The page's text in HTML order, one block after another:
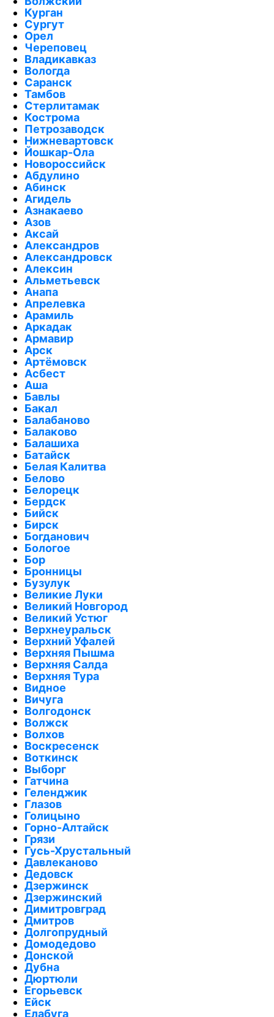
Курган
Сургут
Орел
Череповец
Владикавказ
Вологда
Саранск
Тамбов
Стерлитамак
Кострома
Петрозаводск
Нижневартовск
Йошкар-Ола
Новороссийск
Абдулино
Абинск
Агидель
Азнакаево
Азов
Аксай
Александров
Александровск
Алексин
Альметьевск
Анапа
Апрелевка
Арамиль
Аркадак
Армавир
Арск
Артёмовск
Асбест
Аша
Бавлы
Бакал
Балабаново
Балаково
Балашиха
Батайск
Белая Калитва
Белово
Белорецк
Бердск
Бийск
Бирск
Богданович
Бологое
Бор
Бронницы
Бузулук
Великие Луки
Великий Новгород
Великий Устюг
Верхнеуральск
Верхний Уфалей
Верхняя Пышма
Верхняя Салда
Верхняя Тура
Видное
Вичуга
Волгодонск
Волжск
Волхов
Воскресенск
Воткинск
Выборг
Гатчина
Геленджик
Глазов
Голицыно
Горно-Алтайск
Грязи
Гусь-Хрустальный
Давлеканово
Дедовск
Дзержинск
Дзержинский
Димитровград
Дмитров
Долгопрудный
Домодедово
Донской
Дубна
Дюртюли
Егорьевск
Ейск
Елабуга